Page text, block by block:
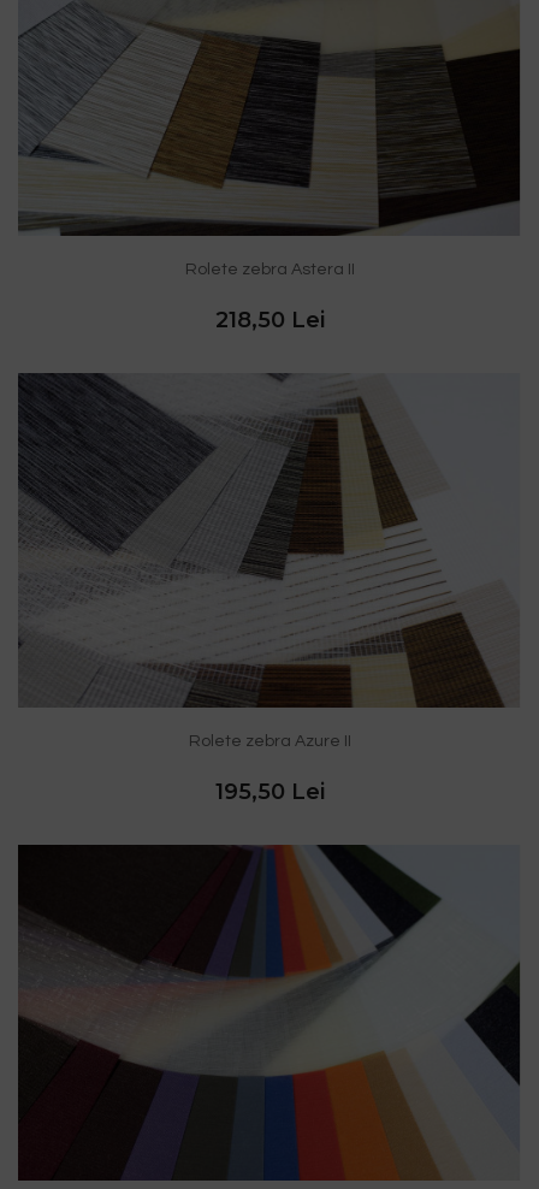
Rolete zebra Astera II
218,50 Lei
Rolete zebra Azure II
195,50 Lei